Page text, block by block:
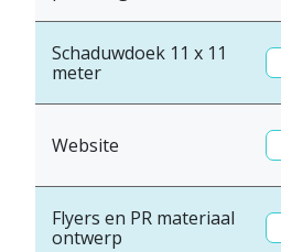
Schaduwdoek 11 x 11
meter
Website
Flyers en PR materiaal
ontwerp